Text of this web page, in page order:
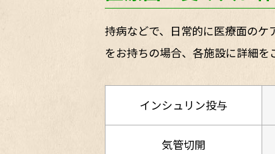
持病などで、日常的に医療面の
をお持ちの場合、各施設に詳細を
インシュリン投与
気管切開